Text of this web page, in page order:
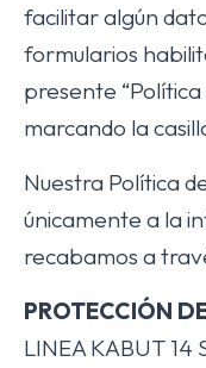
facilitar algún
formularios
presente
marcando la
Nuestra Política
únicamente a la
recabamos a
PROTECCIÓN
LINEA KABUT